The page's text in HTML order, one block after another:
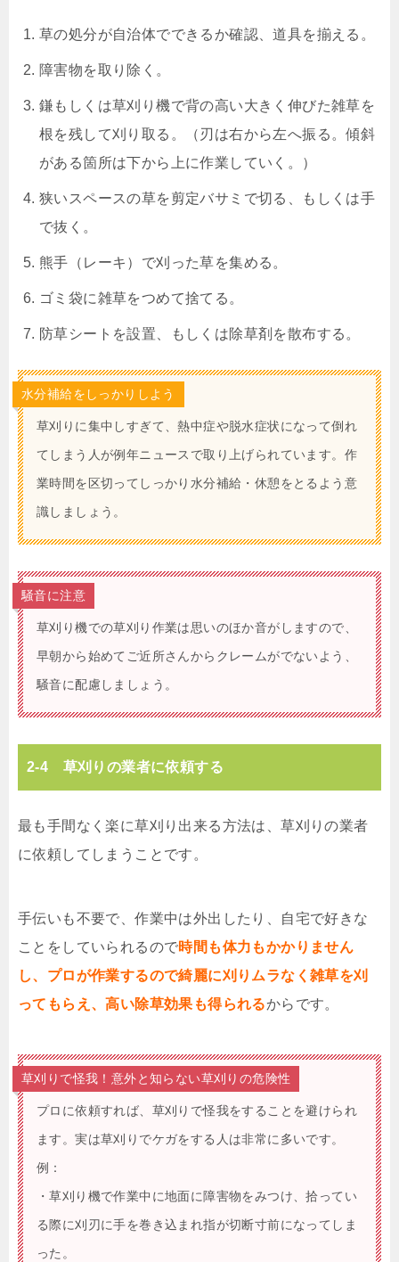
草の処分が自治体でできるか確認、道具を揃える。
障害物を取り除く。
鎌もしくは草刈り機で背の高い大きく伸びた雑草を
根を残して刈り取る。（刃は右から左へ振る。傾斜
がある箇所は下から上に作業していく。）
狭いスペースの草を剪定バサミで切る、もしくは手
で抜く。
熊手（レーキ）で刈った草を集める。
ゴミ袋に雑草をつめて捨てる。
防草シートを設置、もしくは除草剤を散布する。
水分補給をしっかりしよう
草刈りに集中しすぎて、熱中症や脱水症状になって倒れ
てしまう人が例年ニュースで取り上げられています。作
業時間を区切ってしっかり水分補給・休憩をとるよう意
識しましょう。
騒音に注意
草刈り機での草刈り作業は思いのほか音がしますので、
早朝から始めてご近所さんからクレームがでないよう、
騒音に配慮しましょう。
2-4 草刈りの業者に依頼する
最も手間なく楽に草刈り出来る方法は、草刈りの業者
に依頼してしまうことです。
手伝いも不要で、作業中は外出したり、自宅で好きな
ことをしていられるので時間も体力もかかりません
し、プロが作業するので綺麗に刈りムラなく雑草を刈
ってもらえ、高い除草効果も得られるからです。
草刈りで怪我！意外と知らない草刈りの危険性
プロに依頼すれば、草刈りで怪我をすることを避けられ
ます。実は草刈りでケガをする人は非常に多いです。
例：
・草刈り機で作業中に地面に障害物をみつけ、拾ってい
る際に刈刃に手を巻き込まれ指が切断寸前になってしま
った。